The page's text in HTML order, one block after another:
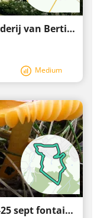
#240712 - Lillois-Witterzée, boerderij van Bertinchamps***
Medium
Lus begint in Eigenbrakel 06-08-25 sept fontaine